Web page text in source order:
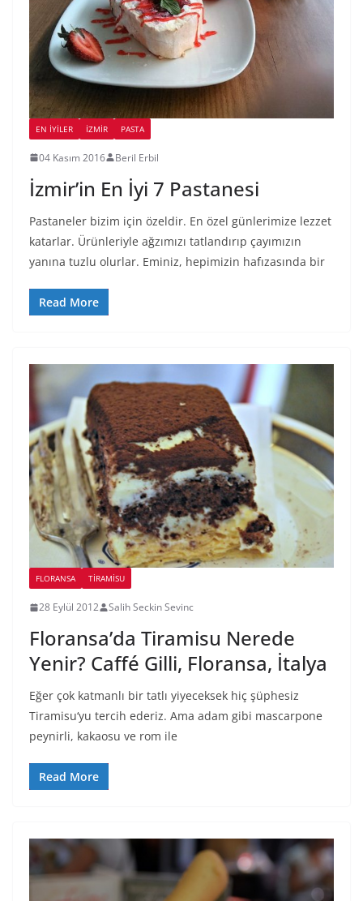
EN İYILER İZMIR PASTA
04 Kasım 2016 Beril Erbil
İzmir’in En İyi 7 Pastanesi
Pastaneler bizim için özeldir. En özel günlerimize lezzet
katarlar. Ürünleriyle ağzımızı tatlandırıp çayımızın
yanına tuzlu olurlar. Eminiz, hepimizin hafızasında bir
Read More
FLORANSA TIRAMISU
28 Eylül 2012 Salih Seckin Sevinc
Floransa’da Tiramisu Nerede
Yenir? Caffé Gilli, Floransa, İtalya
Eğer çok katmanlı bir tatlı yiyeceksek hiç şüphesiz
Tiramisu‘yu tercih ederiz. Ama adam gibi mascarpone
peynirli, kakaosu ve rom ile
Read More